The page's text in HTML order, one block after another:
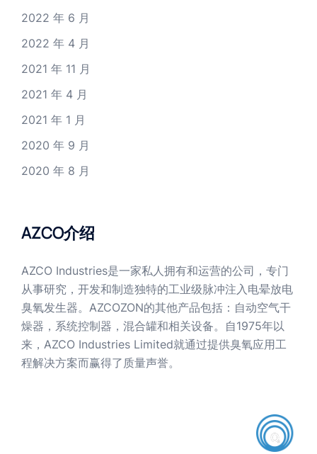
2022 年 6 月
2022 年 4 月
2021 年 11 月
2021 年 4 月
2021 年 1 月
2020 年 9 月
2020 年 8 月
AZCO介绍
AZCO Industries是一家私人拥有和运营的公司，专门
从事研究，开发和制造独特的工业级脉冲注入电晕放电
臭氧发生器。AZCOZON的其他产品包括：自动空气干
燥器，系统控制器，混合罐和相关设备。自1975年以
来，AZCO Industries Limited就通过提供臭氧应用工
程解决方案而赢得了质量声誉。